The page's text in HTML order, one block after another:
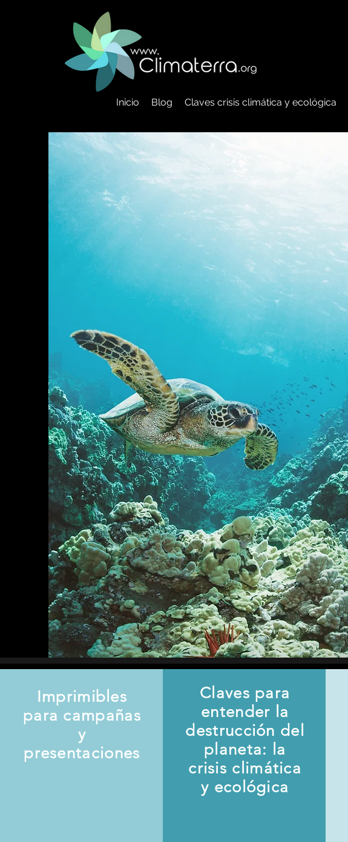
Inicio Blog Claves crisis climática y ecológica
Imprimibles
para campañas
y
presentaciones
Claves para
entender la
destrucción del
planeta: la
crisis climática
y ecológica